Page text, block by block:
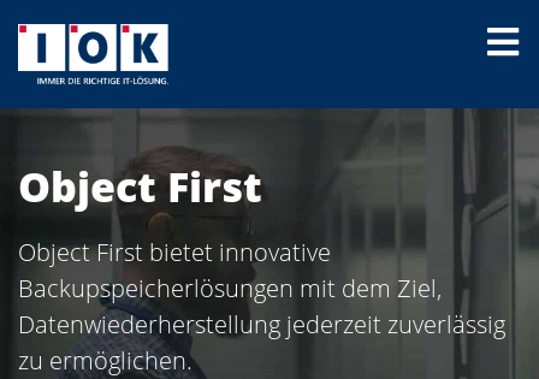
Object First
Object First bietet innovative
Backupspeicherlösungen mit dem Ziel,
Datenwiederherstellung jederzeit zuverlässig
zu ermöglichen.